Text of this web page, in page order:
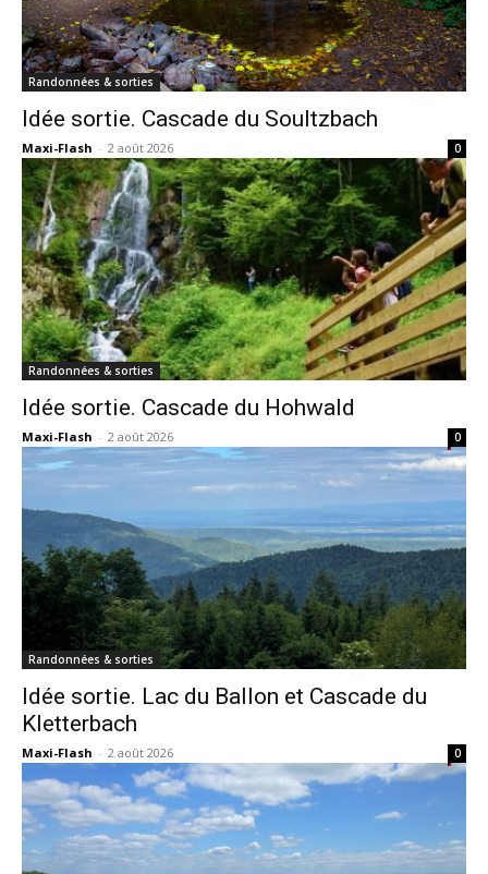
Randonnées & sorties
Idée sortie. Cascade du Soultzbach
Maxi-Flash - 2 août 2026 0
Randonnées & sorties
Idée sortie. Cascade du Hohwald
Maxi-Flash - 2 août 2026 0
Randonnées & sorties
Idée sortie. Lac du Ballon et Cascade du
Kletterbach
Maxi-Flash - 2 août 2026 0